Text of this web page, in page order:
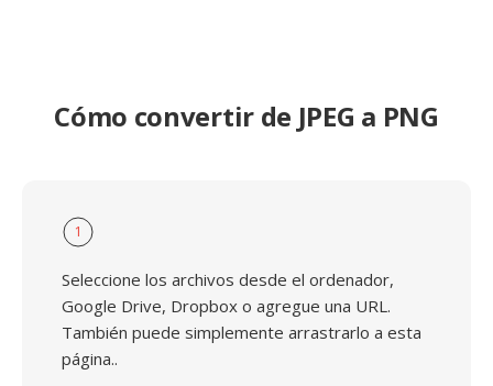
Cómo convertir de JPEG a PNG
1
Seleccione los archivos desde el ordenador,
Google Drive, Dropbox o agregue una URL.
También puede simplemente arrastrarlo a esta
página..